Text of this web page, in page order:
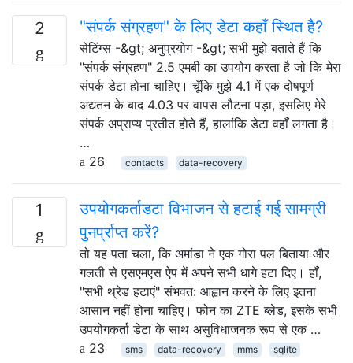
2 "संपर्क संग्रहण" के लिए डेटा कहाँ स्थित है?
सेटिंग्स -&gt; अनुप्रयोग -&gt; सभी मुझे बताते हैं कि
"संपर्क संग्रहण" 2.5 एमबी का उपयोग करता है जो कि मेरा
संपर्क डेटा होना चाहिए। चूँकि मुझे 4.1 में एक दोषपूर्ण
अद्यतन के बाद 4.03 पर वापस लौटना पड़ा, इसलिए मेरे
संपर्क अप्राप्य प्रतीत होते हैं, हालांकि डेटा वहाँ लगता है।
…
26
contacts data-recovery
1
उपयोगकर्ताडटा विभाजन से हटाई गई सामग्री
पुनर्प्राप्त करें?
तो यह पता चला, कि अमांडा ने एक गोरा पल बिताया और
गलती से एसएमएस ऐप में अपने सभी धागे हटा दिए। हाँ,
"सभी थ्रेड हटाएं" संभवत: आह्वान करने के लिए इतना
आसान नहीं होना चाहिए। फोन का ZTE ब्लेड, इसके सभी
उपयोगकर्ता डेटा के साथ असुविधाजनक रूप से एक …
23
sms data-recovery mms sqlite